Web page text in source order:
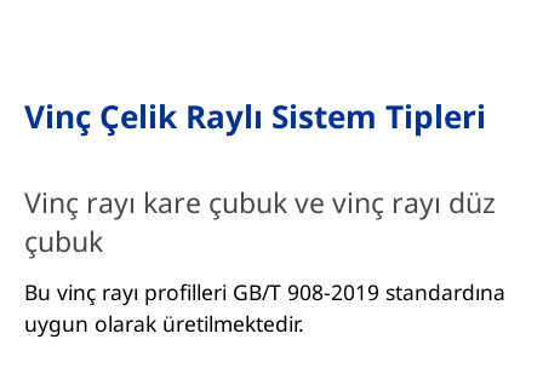
Vinç Çelik Raylı Sistem Tipleri
Vinç rayı kare çubuk ve vinç rayı düz
çubuk
Bu vinç rayı profilleri GB/T 908-2019 standardına
uygun olarak üretilmektedir.